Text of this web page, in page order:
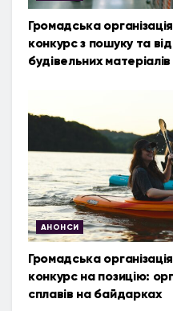
Громадська
конкурс з пошуку та
будівельних
АНОНСИ
Громадська
конкурс на позицію:
сплавів на байдарках